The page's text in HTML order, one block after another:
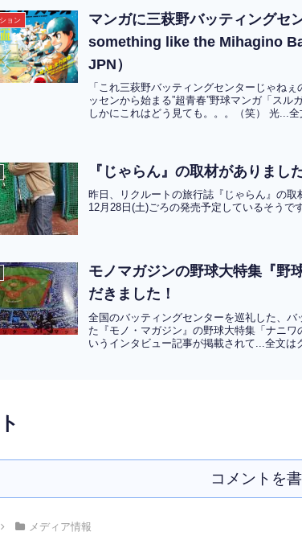
ョン
マンガに三萩野バッティングセ
something like the Mihagino
JPN）
「これ三萩野バッティングセンターじゃね
ッセンから始まる”超青春”野球マンガ「ス
しかにこれはどう見ても。。。（笑） 光...全
『じゃらん』の取材がありまし
昨日、リクルートの旅行誌『じゃらん』の
12月28日(土)ごろの発売予定しているそうで
モノマガジンの野球大特集『野
だきました！
全国のバッティングセンターを巡礼した、
た『モノ・マガジン』の野球大特集「ナニ
いうインタビュー記事が掲載されて...全文は
コメントを
メディア情報